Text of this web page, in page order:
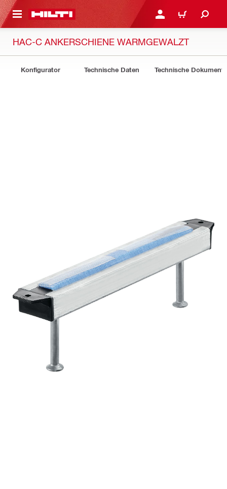
ANMELDEN ODER
WARENKORB
HAC-C ANKERSCHIENE WARMGEWALZT
Konfigurator Technische Daten Technische Dokumente